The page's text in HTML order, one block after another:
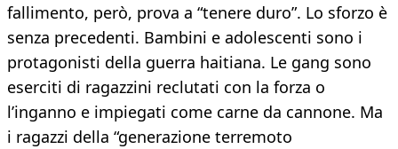
fallimento, però, prova a “tenere duro”. Lo sforzo è
senza precedenti. Bambini e adolescenti sono i
protagonisti della guerra haitiana. Le gang sono
eserciti di ragazzini reclutati con la forza o
l’inganno e impiegati come carne da cannone. Ma
i ragazzi della “generazione terremoto